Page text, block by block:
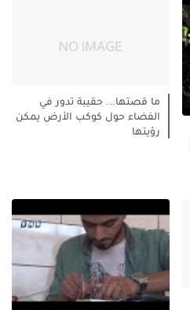
ما قصتها... حقيبة تدور في
الفضاء حول كوكب الأرض يمكن
رؤيتها